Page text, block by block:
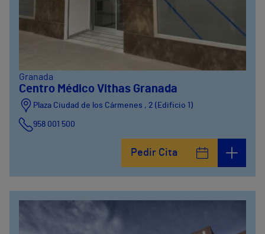
Granada
Centro Médico Vithas Granada
Plaza Ciudad de los Cármenes , 2 (Edificio 1)
958 001 500
Pedir Cita